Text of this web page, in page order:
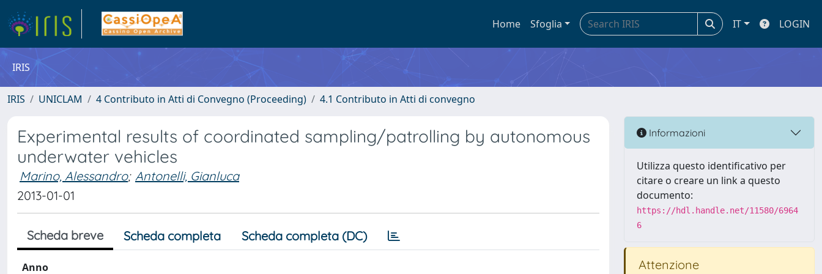
Home Sfoglia IT LOGIN
IRIS
IRIS UNICLAM 4 Contributo in Atti di Convegno (Proceeding) 4.1 Contributo in Atti di convegno
Experimental results of coordinated sampling/patrolling by autonomous
underwater vehicles
Marino, Alessandro; Antonelli, Gianluca
2013-01-01
Scheda breve Scheda completa Scheda completa (DC)
Anno
Informazioni
Utilizza questo identificativo per
citare o creare un link a questo
documento:
https://hdl.handle.net/11580/6964
6
Attenzione